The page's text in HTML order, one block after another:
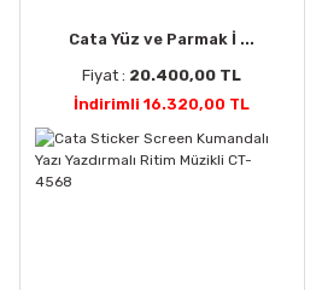
Cata Yüz ve Parmak İ ...
Fiyat : 20.400,00 TL
İndirimli 16.320,00 TL